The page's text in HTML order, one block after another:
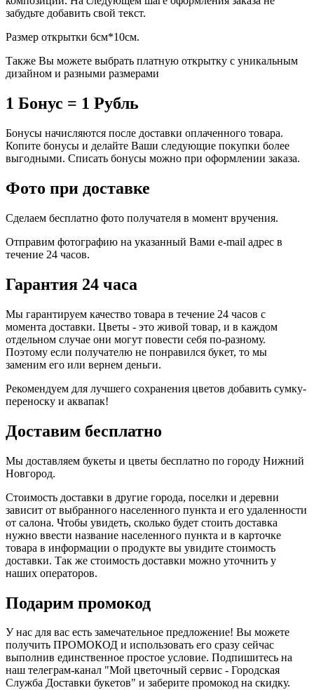
забудьте добавить свой текст.
Размер открытки 6см*10см.
Также Вы можете выбрать платную открытку с уникальным
дизайном и разными размерами
1 Бонус = 1 Рубль
Бонусы начисляются после доставки оплаченного товара.
Копите бонусы и делайте Ваши следующие покупки более
выгодными. Списать бонусы можно при оформлении заказа.
Фото при доставке
Сделаем бесплатно фото получателя в момент вручения.
Отправим фотографию на указанный Вами e-mail адрес в
течение 24 часов.
Гарантия 24 часа
Мы гарантируем качество товара в течение 24 часов с
момента доставки. Цветы - это живой товар, и в каждом
отдельном случае они могут повести себя по-разному.
Поэтому если получателю не понравился букет, то мы
заменим его или вернем деньги.
Рекомендуем для лучшего сохранения цветов добавить сумку-
переноску и аквапак!
Доставим бесплатно
Мы доставляем букеты и цветы бесплатно по городу Нижний
Новгород.
Стоимость доставки в другие города, поселки и деревни
зависит от выбранного населенного пункта и его удаленности
от салона. Чтобы увидеть, сколько будет стоить доставка
нужно ввести название населенного пункта и в карточке
товара в информации о продукте вы увидите стоимость
доставки. Так же стоимость доставки можно уточнить у
наших операторов.
Подарим промокод
У нас для вас есть замечательное предложение! Вы можете
получить ПРОМОКОД и использовать его сразу сейчас
выполнив единственное простое условие. Подпишитесь на
наш телеграм-канал "Мой цветочный сервис - Городская
Служба Доставки букетов" и заберите промокод на скидку.